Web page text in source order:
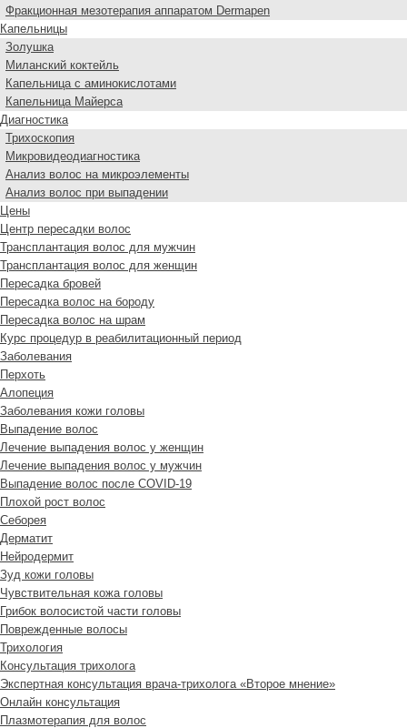
Фракционная мезотерапия аппаратом Dermapen
Капельницы
Золушка
Миланский коктейль
Капельница с аминокислотами
Капельница Майерса
Диагностика
Трихоскопия
Микровидеодиагностика
Анализ волос на микроэлементы
Анализ волос при выпадении
Цены
Центр пересадки волос
Трансплантация волос для мужчин
Трансплантация волос для женщин
Пересадка бровей
Пересадка волос на бороду
Пересадка волос на шрам
Курс процедур в реабилитационный период
Заболевания
Перхоть
Алопеция
Заболевания кожи головы
Выпадение волос
Лечение выпадения волос у женщин
Лечение выпадения волос у мужчин
Выпадение волос после COVID-19
Плохой рост волос
Cеборея
Дерматит
Нейродермит
Зуд кожи головы
Чувствительная кожа головы
Грибок волосистой части головы
Поврежденные волосы
Трихология
Консультация трихолога
Экспертная консультация врача-трихолога «Второе мнение»
Онлайн консультация
Плазмотерапия для волос